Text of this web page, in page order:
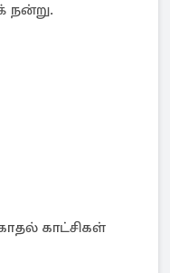
நன்று.
காட்சிகள்